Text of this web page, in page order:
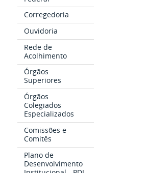
Corregedoria
Ouvidoria
Rede de
Acolhimento
Órgãos
Superiores
Órgãos
Colegiados
Especializados
Comissões e
Comitês
Plano de
Desenvolvimento